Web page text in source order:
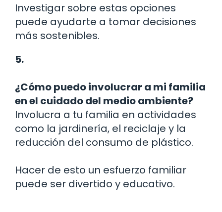
Investigar sobre estas opciones
puede ayudarte a tomar decisiones
más sostenibles.
5.
¿Cómo puedo involucrar a mi familia
en el cuidado del medio ambiente?
Involucra a tu familia en actividades
como la jardinería, el reciclaje y la
reducción del consumo de plástico.
Hacer de esto un esfuerzo familiar
puede ser divertido y educativo.